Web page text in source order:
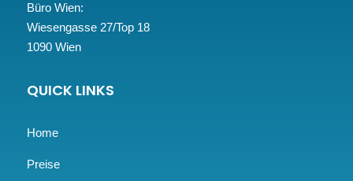
Büro Wien:
Wiesengasse 27/Top 18
1090 Wien
QUICK LINKS
Home
Preise